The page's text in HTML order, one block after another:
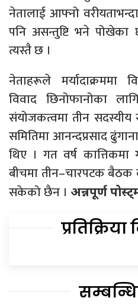
नेतालाई आफ्नो
पनि असन्तुष्टि भने
त्यस्तै छ ।
नेताहरूले मर्यादाक्रममा
विवाद छिनोफानोका
संयोजकत्वमा तीन सदस्यीय
समितिमा आनन्दप्रसाद
थिए । गत वर्ष
बीचमा तीन–चारपटक बैठक
सकेको छैन । अन्नपूर्ण